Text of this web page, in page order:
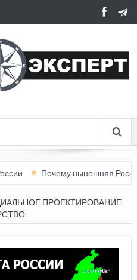
Почему нынешняя Россия
ПРОЕКТИРОВАНИЕ